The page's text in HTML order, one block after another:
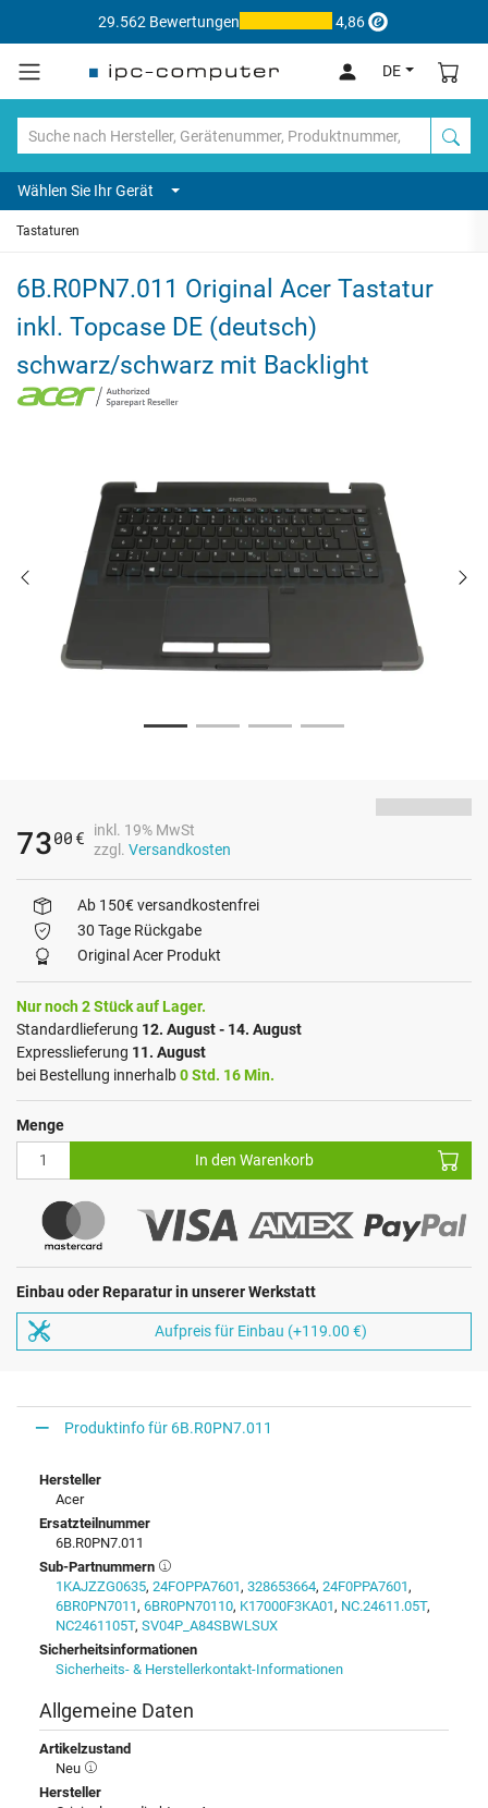
29.562 Bewertungen 4,86
DE
Wählen Sie Ihr Gerät
Tastaturen
6B.R0PN7.011 Original Acer Tastatur
inkl. Topcase DE (deutsch)
schwarz/schwarz mit Backlight
7300 €
inkl. 19% MwSt
zzgl. Versandkosten
Ab 150€ versandkostenfrei
30 Tage Rückgabe
Original Acer Produkt
Nur noch 2 Stück auf Lager.
Standardlieferung 12. August - 14. August
Expresslieferung 11. August
bei Bestellung innerhalb0 Std. 16 Min.
Menge
In den Warenkorb
Einbau oder Reparatur in unserer Werkstatt
Aufpreis für Einbau (+119.00 €)
Produktinfo für 6B.R0PN7.011
Hersteller
Acer
Ersatzteilnummer
6B.R0PN7.011
Sub-Partnummern
1KAJZZG0635, 24FOPPA7601, 328653664, 24F0PPA7601,
6BR0PN7011, 6BR0PN70110, K17000F3KA01, NC.24611.05T,
NC2461105T, SV04P_A84SBWLSUX
Sicherheitsinformationen
Sicherheits- & Herstellerkontakt-Informationen
Allgemeine Daten
Artikelzustand
Neu
Hersteller